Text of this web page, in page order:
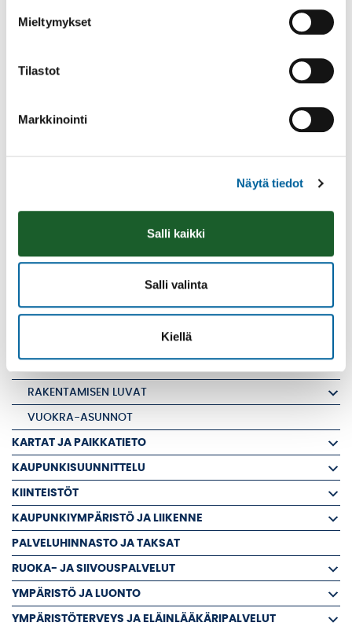
Mieltymykset
Tilastot
Markkinointi
Näytä tiedot
Salli kaikki
Salli valinta
Kiellä
KILVAKKALAN KOULU JA PÄIVÄKOTI
LAHDENPOHJAN ALUEEN KYLÄT
MYLLYKARTTU-MANSONIEMI
VATULA
LOMAKE: KYLÄN SIVUJEN PÄIVITTÄMINEN
KIINTEISTÖVEROSELVITYS
RAKENTAMISEN LUVAT
VUOKRA-ASUNNOT
KARTAT JA PAIKKATIETO
KAUPUNKISUUNNITTELU
KIINTEISTÖT
KAUPUNKIYMPÄRISTÖ JA LIIKENNE
PALVELUHINNASTO JA TAKSAT
RUOKA- JA SIIVOUSPALVELUT
YMPÄRISTÖ JA LUONTO
YMPÄRISTÖTERVEYS JA ELÄINLÄÄKÄRIPALVELUT